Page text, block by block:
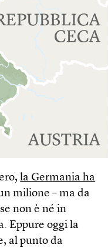
la Germania ha
milione – ma da
non è né in
Eppure oggi la
al punto da